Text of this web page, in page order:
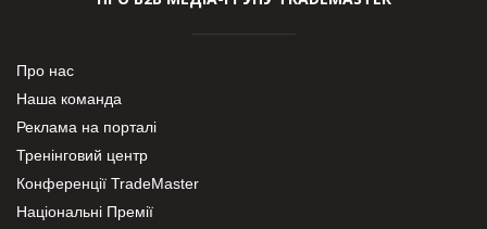
Про нас
Наша команда
Реклама на порталі
Тренінговий центр
Конференції TradeMaster
Національні Премії